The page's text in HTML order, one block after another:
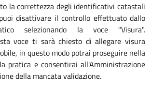
la correttezza degli identificativi catastali
disattivare il controllo effettuato dallo
selezionando la voce "Visura".
voce ti sarà chiesto di allegare visura
in questo modo potrai proseguire nella
pratica e consentirai all'Amministrazione
della mancata validazione.